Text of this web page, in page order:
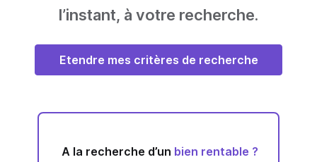
l’instant, à votre recherche.
Etendre mes critères de recherche
A la recherche d’un bien rentable ?